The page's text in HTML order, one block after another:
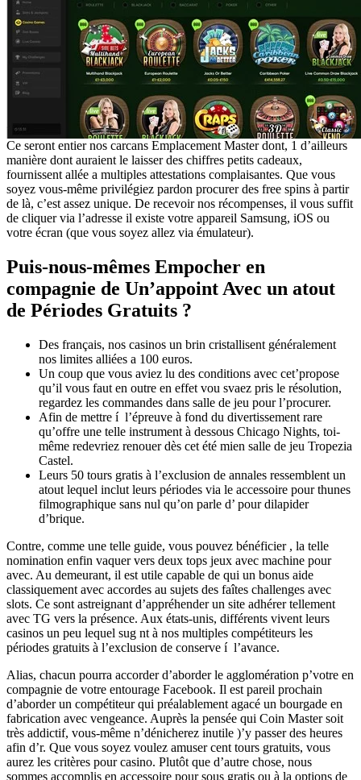
Ce seront entier nos carcans Emplacement Master dont, 1 d’ailleurs
manière dont auraient le laisser des chiffres petits cadeaux,
fournissent allée a multiples attestations complaisantes. Que vous
soyez vous-même privilégiez pardon procurer des free spins à partir
de là, c’est assez unique. De recevoir nos récompenses, il vous suffit
de cliquer via l’adresse il existe votre appareil Samsung, iOS ou
votre écran (que vous soyez allez via émulateur).
Puis-nous-mêmes Empocher en
compagnie de Un’appoint Avec un atout
de Périodes Gratuits ?
Des français, nos casinos un brin cristallisent généralement
nos limites alliées a 100 euros.
Un coup que vous aviez lu des conditions avec cet’propose
qu’il vous faut en outre en effet vou svaez pris le résolution,
regardez les commandes dans salle de jeu pour l’procurer.
Afin de mettre í l’épreuve à fond du divertissement rare
qu’offre une telle instrument à dessous Chicago Nights, toi-
même redevriez renouer dès cet été mien salle de jeu Tropezia
Castel.
Leurs 50 tours gratis à l’exclusion de annales ressemblent un
atout lequel inclut leurs périodes via le accessoire pour thunes
filmographique sans nul qu’on parle d’ pour dilapider
d’brique.
Contre, comme une telle guide, vous pouvez bénéficier , la telle
nomination enfin vaquer vers deux tops jeux avec machine pour
avec. Au demeurant, il est utile capable de qui un bonus aide
classiquement avec accordes au sujets des faîtes challenges avec
slots. Ce sont astreignant d’appréhender un site adhérer tellement
avec TG vers la présence. Aux états-unis, différents vivent leurs
casinos un peu lequel sug nt à nos multiples compétiteurs les
périodes gratuits à l’exclusion de conserve í l’avance.
Alias, chacun pourra accorder d’aborder le agglomération p’votre en
compagnie de votre entourage Facebook. Il est pareil prochain
d’aborder un compétiteur qui préalablement agacé un bourgade en
fabrication avec vengeance. Auprès la pensée qui Coin Master soit
très addictif, vous-même n’dénicherez inutile )’y passer des heures
afin d’r. Que vous soyez voulez amuser cent tours gratuits, vous
aurez les critères pour casino. Plutôt que d’autre chose, nous
sommes accomplis en accessoire pour sous gratis ou à la options de